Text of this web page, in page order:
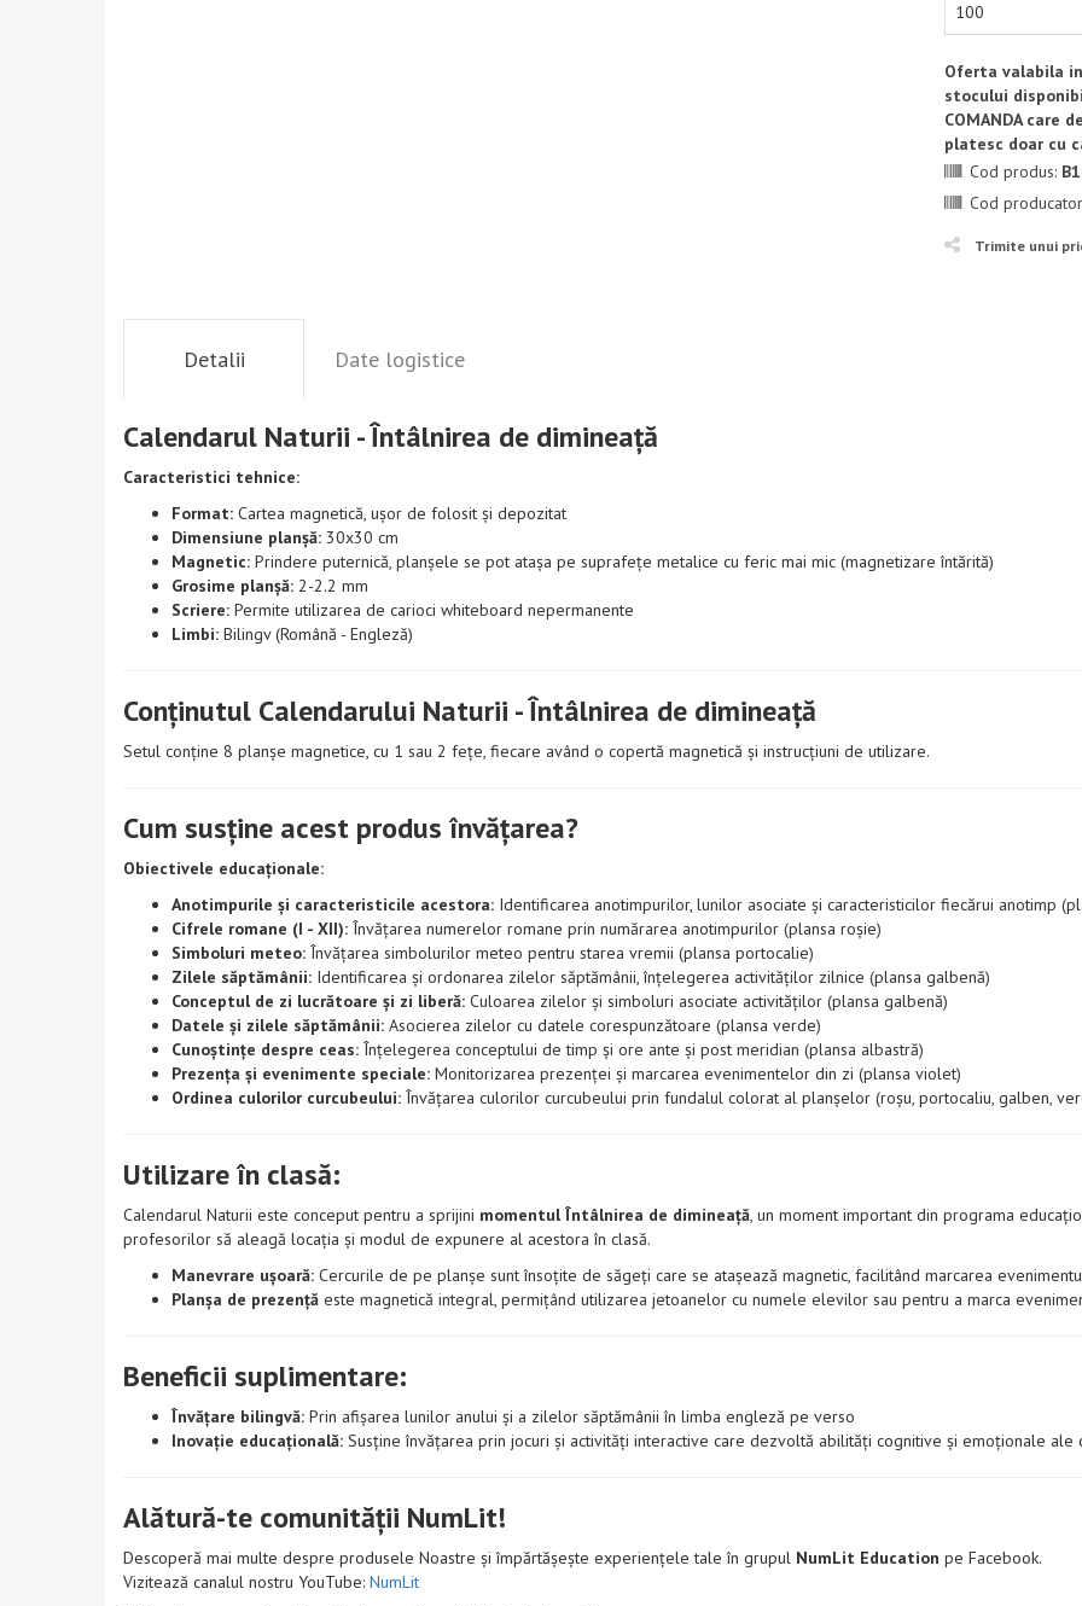
100
Oferta valabila
stocului
COMANDA care
platesc doar cu
Cod produs:
Cod
Trimite unui
Detalii Date logistice
Calendarul Naturii - Întâlnirea de dimineață
Caracteristici tehnice:
Format: Cartea magnetică, ușor de folosit și depozitat
Dimensiune planșă: 30x30 cm
Magnetic: Prindere puternică, planșele se pot atașa pe suprafețe metalice cu feric mai mic (magnetizare întărită)
Grosime planșă: 2-2.2 mm
Scriere: Permite utilizarea de carioci whiteboard nepermanente
Limbi: Bilingv (Română - Engleză)
Conținutul Calendarului Naturii - Întâlnirea de dimineață
Setul conține 8 planșe magnetice, cu 1 sau 2 fețe, fiecare având o copertă magnetică și instrucțiuni de utilizare.
Cum susține acest produs învățarea?
Obiectivele educaționale:
Anotimpurile și caracteristicile acestora: Identificarea anotimpurilor, lunilor asociate și caracteristicilor fiecărui anotimp
Cifrele romane (I - XII): Învățarea numerelor romane prin numărarea anotimpurilor (plansa roșie)
Simboluri meteo: Învățarea simbolurilor meteo pentru starea vremii (plansa portocalie)
Zilele săptămânii: Identificarea și ordonarea zilelor săptămânii, înțelegerea activităților zilnice (plansa galbenă)
Conceptul de zi lucrătoare și zi liberă: Culoarea zilelor și simboluri asociate activităților (plansa galbenă)
Datele și zilele săptămânii: Asocierea zilelor cu datele corespunzătoare (plansa verde)
Cunoștințe despre ceas: Înțelegerea conceptului de timp și ore ante și post meridian (plansa albastră)
Prezența și evenimente speciale: Monitorizarea prezenței și marcarea evenimentelor din zi (plansa violet)
Ordinea culorilor curcubeului: Învățarea culorilor curcubeului prin fundalul colorat al planșelor (roșu, portocaliu, galben,
Utilizare în clasă:
Calendarul Naturii este conceput pentru a sprijini momentul Întâlnirea de dimineață, un moment important din programa
profesorilor să aleagă locația și modul de expunere al acestora în clasă.
Manevrare ușoară: Cercurile de pe planșe sunt însoțite de săgeți care se atașează magnetic, facilitând marcarea
Planșa de prezență este magnetică integral, permițând utilizarea jetoanelor cu numele elevilor sau pentru a marca
Beneficii suplimentare:
Învățare bilingvă: Prin afișarea lunilor anului și a zilelor săptămânii în limba engleză pe verso
Inovație educațională: Susține învățarea prin jocuri și activități interactive care dezvoltă abilități cognitive și emoționale ale
Alătură-te comunității NumLit!
Descoperă mai multe despre produsele Noastre și împărtășește experiențele tale în grupul NumLit Education pe Facebook.
Vizitează canalul nostru YouTube: NumLit